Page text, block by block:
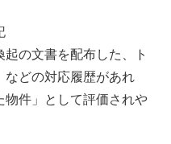
の文書を配布した、ト
などの対応履歴があれ
物件」として評価されや